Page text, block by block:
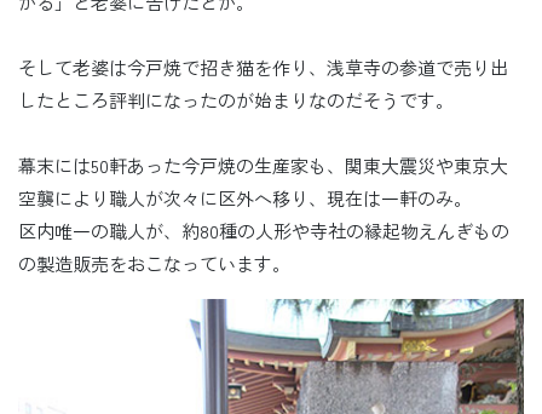
そして老婆は今戸焼で招き猫を作り、浅草寺の参道で売り出
したところ評判になったのが始まりなのだそうです。
幕末には50軒あった今戸焼の生産家も、関東大震災や東京大
空襲により職人が次々に区外へ移り、現在は一軒のみ。
区内唯一の職人が、約80種の人形や寺社の縁起物えんぎもの
の製造販売をおこなっています。